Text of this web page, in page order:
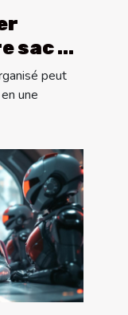
sac à
peut
une